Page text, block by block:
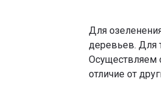
Для
деревьев. Для
Осуществляем
отличие от